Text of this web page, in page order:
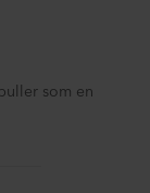
som en